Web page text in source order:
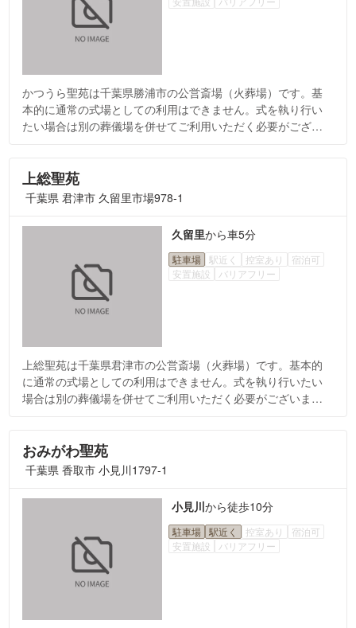
かつうら聖苑は千葉県勝浦市の公営斎場（火葬場）です。基
本的に通常の式場としての利用はできません。式を執り行い
たい場合は別の葬儀場を併せてご利用いただく必要がござい
上総聖苑
千葉県 君津市 久留里市場978-1
久留里から車5分
駐車場 駅近く 控室あり
宿泊可
安置施設
バリアフリー
上総聖苑は千葉県君津市の公営斎場（火葬場）です。基本的
に通常の式場としての利用はできません。式を執り行いたい
場合は別の葬儀場を併せてご利用いただく必要がございます
おみがわ聖苑
千葉県 香取市 小見川1797-1
小見川から徒歩10分
駐車場 駅近く 控室あり
宿泊可
安置施設
バリアフリー